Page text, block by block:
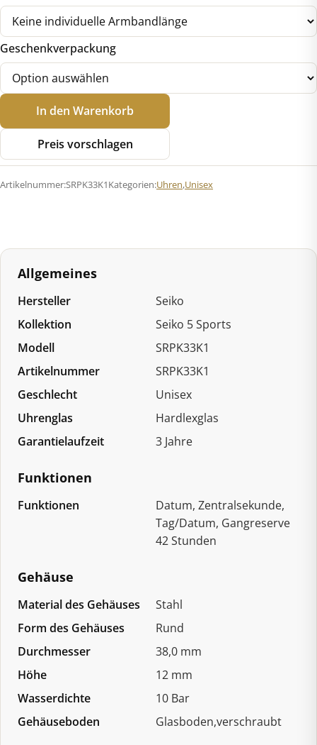
Geschenkverpackung
Seiko
Sports
SRPK33K1
Menge
In den Warenkorb
Preis vorschlagen
Artikelnummer:SRPK33K1Kategorien:Uhren,Unisex
Allgemeines
Hersteller
Seiko
Kollektion
Seiko 5 Sports
Modell
SRPK33K1
Artikelnummer
SRPK33K1
Geschlecht
Unisex
Uhrenglas
Hardlexglas
Garantielaufzeit
3 Jahre
Funktionen
Funktionen
Datum, Zentralsekunde,
Tag/Datum, Gangreserve
42 Stunden
Gehäuse
Material des Gehäuses
Stahl
Form des Gehäuses
Rund
Durchmesser
38,0 mm
Höhe
12 mm
Wasserdichte
10 Bar
Gehäuseboden
Glasboden,verschraubt